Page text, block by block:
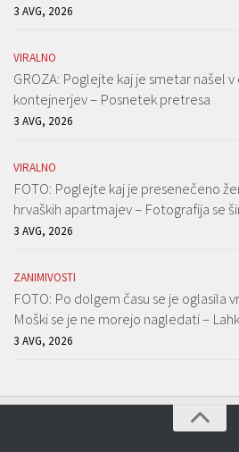
3 AVG, 2026
VIRALNO
GROZA: Poglejte kaj je smetar našel
kontejnerjev – Posnetek pretresa
3 AVG, 2026
VIRALNO
FOTO: Poglejte kaj je presenečeno
hrvaških apartmajev – Fotografija se
3 AVG, 2026
ZANIMIVOSTI
FOTO: Po dolgem času se je oglasila
Moški se je ne morejo nagledati –
3 AVG, 2026